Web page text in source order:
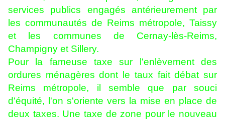
services publics engagés antérieurement par
les communautés de Reims métropole, Taissy
et les communes de Cernay-lès-Reims,
Champigny et Sillery.
Pour la fameuse taxe sur l'enlèvement des
ordures ménagères dont le taux fait débat sur
Reims métropole, il semble que par souci
d'équité, l'on s'oriente vers la mise en place de
deux taxes. Une taxe de zone pour le nouveau